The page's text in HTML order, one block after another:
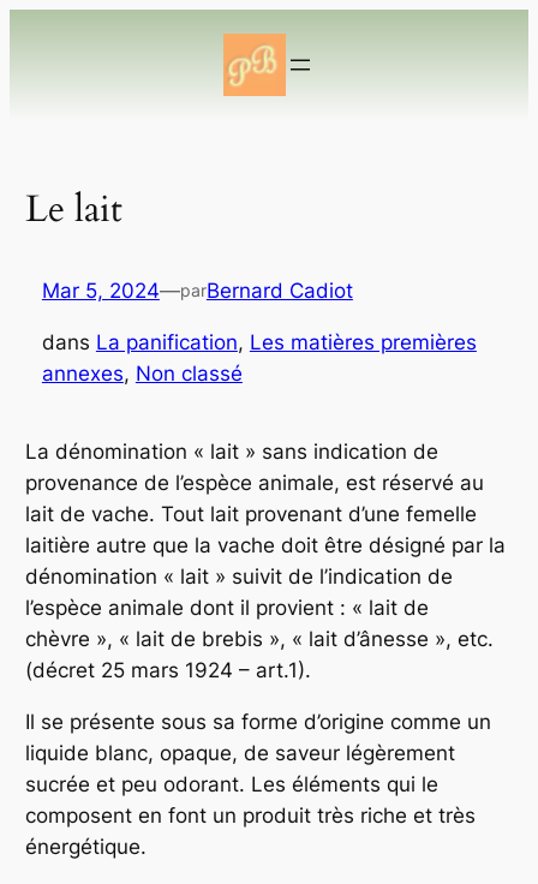
Le lait
Mar 5, 2024—parBernard Cadiot
dans La panification, Les matières premières
annexes, Non classé
La dénomination « lait » sans indication de
provenance de l’espèce animale, est réservé au
lait de vache. Tout lait provenant d’une femelle
laitière autre que la vache doit être désigné par la
dénomination « lait » suivit de l’indication de
l’espèce animale dont il provient : « lait de
chèvre », « lait de brebis », « lait d’ânesse », etc.
(décret 25 mars 1924 – art.1).
Il se présente sous sa forme d’origine comme un
liquide blanc, opaque, de saveur légèrement
sucrée et peu odorant. Les éléments qui le
composent en font un produit très riche et très
énergétique.